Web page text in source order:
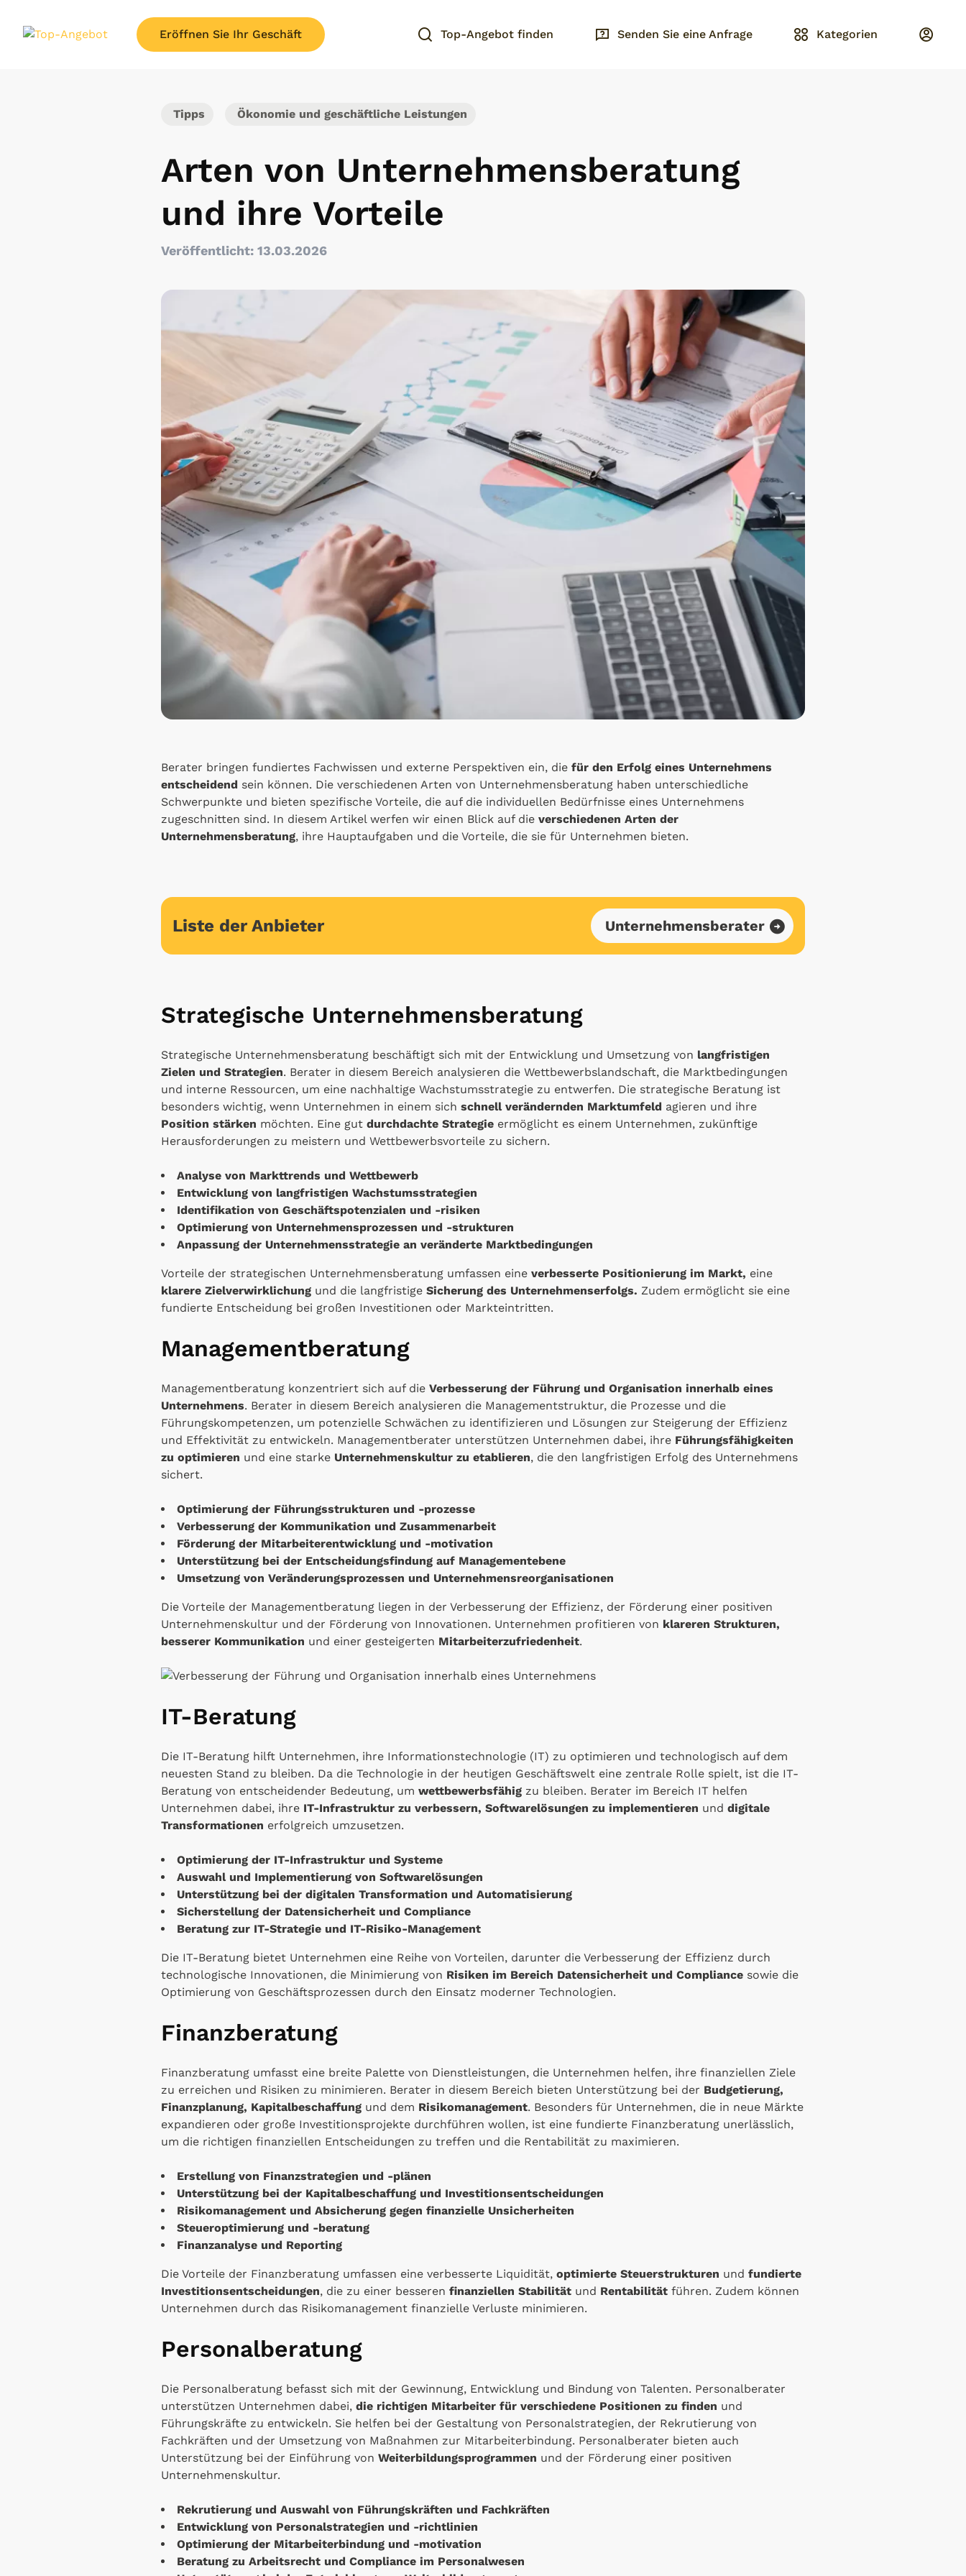
Eröffnen Sie Ihr Geschäft Top-Angebot finden Senden Sie eine Anfrage Kategorien
Tipps Ökonomie und geschäftliche Leistungen
Arten von Unternehmensberatung
und ihre Vorteile
Veröffentlicht: 13.03.2026
Berater bringen fundiertes Fachwissen und externe Perspektiven ein, die für den Erfolg eines Unternehmens
entscheidend sein können. Die verschiedenen Arten von Unternehmensberatung haben unterschiedliche
Schwerpunkte und bieten spezifische Vorteile, die auf die individuellen Bedürfnisse eines Unternehmens
zugeschnitten sind. In diesem Artikel werfen wir einen Blick auf die verschiedenen Arten der
Unternehmensberatung, ihre Hauptaufgaben und die Vorteile, die sie für Unternehmen bieten.
Liste der Anbieter Unternehmensberater
Strategische Unternehmensberatung
Strategische Unternehmensberatung beschäftigt sich mit der Entwicklung und Umsetzung von langfristigen
Zielen und Strategien. Berater in diesem Bereich analysieren die Wettbewerbslandschaft, die Marktbedingungen
und interne Ressourcen, um eine nachhaltige Wachstumsstrategie zu entwerfen. Die strategische Beratung ist
besonders wichtig, wenn Unternehmen in einem sich schnell verändernden Marktumfeld agieren und ihre
Position stärken möchten. Eine gut durchdachte Strategie ermöglicht es einem Unternehmen, zukünftige
Herausforderungen zu meistern und Wettbewerbsvorteile zu sichern.
Analyse von Markttrends und Wettbewerb
Entwicklung von langfristigen Wachstumsstrategien
Identifikation von Geschäftspotenzialen und -risiken
Optimierung von Unternehmensprozessen und -strukturen
Anpassung der Unternehmensstrategie an veränderte Marktbedingungen
Vorteile der strategischen Unternehmensberatung umfassen eine verbesserte Positionierung im Markt, eine
klarere Zielverwirklichung und die langfristige Sicherung des Unternehmenserfolgs. Zudem ermöglicht sie eine
fundierte Entscheidung bei großen Investitionen oder Markteintritten.
Managementberatung
Managementberatung konzentriert sich auf die Verbesserung der Führung und Organisation innerhalb eines
Unternehmens. Berater in diesem Bereich analysieren die Managementstruktur, die Prozesse und die
Führungskompetenzen, um potenzielle Schwächen zu identifizieren und Lösungen zur Steigerung der Effizienz
und Effektivität zu entwickeln. Managementberater unterstützen Unternehmen dabei, ihre Führungsfähigkeiten
zu optimieren und eine starke Unternehmenskultur zu etablieren, die den langfristigen Erfolg des Unternehmens
sichert.
Optimierung der Führungsstrukturen und -prozesse
Verbesserung der Kommunikation und Zusammenarbeit
Förderung der Mitarbeiterentwicklung und -motivation
Unterstützung bei der Entscheidungsfindung auf Managementebene
Umsetzung von Veränderungsprozessen und Unternehmensreorganisationen
Die Vorteile der Managementberatung liegen in der Verbesserung der Effizienz, der Förderung einer positiven
Unternehmenskultur und der Förderung von Innovationen. Unternehmen profitieren von klareren Strukturen,
besserer Kommunikation und einer gesteigerten Mitarbeiterzufriedenheit.
IT-Beratung
Die IT-Beratung hilft Unternehmen, ihre Informationstechnologie (IT) zu optimieren und technologisch auf dem
neuesten Stand zu bleiben. Da die Technologie in der heutigen Geschäftswelt eine zentrale Rolle spielt, ist die IT-
Beratung von entscheidender Bedeutung, um wettbewerbsfähig zu bleiben. Berater im Bereich IT helfen
Unternehmen dabei, ihre IT-Infrastruktur zu verbessern, Softwarelösungen zu implementieren und digitale
Transformationen erfolgreich umzusetzen.
Optimierung der IT-Infrastruktur und Systeme
Auswahl und Implementierung von Softwarelösungen
Unterstützung bei der digitalen Transformation und Automatisierung
Sicherstellung der Datensicherheit und Compliance
Beratung zur IT-Strategie und IT-Risiko-Management
Die IT-Beratung bietet Unternehmen eine Reihe von Vorteilen, darunter die Verbesserung der Effizienz durch
technologische Innovationen, die Minimierung von Risiken im Bereich Datensicherheit und Compliance sowie die
Optimierung von Geschäftsprozessen durch den Einsatz moderner Technologien.
Finanzberatung
Finanzberatung umfasst eine breite Palette von Dienstleistungen, die Unternehmen helfen, ihre finanziellen Ziele
zu erreichen und Risiken zu minimieren. Berater in diesem Bereich bieten Unterstützung bei der Budgetierung,
Finanzplanung, Kapitalbeschaffung und dem Risikomanagement. Besonders für Unternehmen, die in neue Märkte
expandieren oder große Investitionsprojekte durchführen wollen, ist eine fundierte Finanzberatung unerlässlich,
um die richtigen finanziellen Entscheidungen zu treffen und die Rentabilität zu maximieren.
Erstellung von Finanzstrategien und -plänen
Unterstützung bei der Kapitalbeschaffung und Investitionsentscheidungen
Risikomanagement und Absicherung gegen finanzielle Unsicherheiten
Steueroptimierung und -beratung
Finanzanalyse und Reporting
Die Vorteile der Finanzberatung umfassen eine verbesserte Liquidität, optimierte Steuerstrukturen und fundierte
Investitionsentscheidungen, die zu einer besseren finanziellen Stabilität und Rentabilität führen. Zudem können
Unternehmen durch das Risikomanagement finanzielle Verluste minimieren.
Personalberatung
Die Personalberatung befasst sich mit der Gewinnung, Entwicklung und Bindung von Talenten. Personalberater
unterstützen Unternehmen dabei, die richtigen Mitarbeiter für verschiedene Positionen zu finden und
Führungskräfte zu entwickeln. Sie helfen bei der Gestaltung von Personalstrategien, der Rekrutierung von
Fachkräften und der Umsetzung von Maßnahmen zur Mitarbeiterbindung. Personalberater bieten auch
Unterstützung bei der Einführung von Weiterbildungsprogrammen und der Förderung einer positiven
Unternehmenskultur.
Rekrutierung und Auswahl von Führungskräften und Fachkräften
Entwicklung von Personalstrategien und -richtlinien
Optimierung der Mitarbeiterbindung und -motivation
Beratung zu Arbeitsrecht und Compliance im Personalwesen